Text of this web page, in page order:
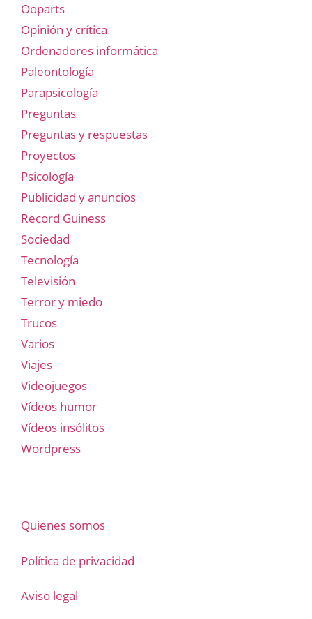
Ooparts
Opinión y crítica
Ordenadores informática
Paleontología
Parapsicología
Preguntas
Preguntas y respuestas
Proyectos
Psicología
Publicidad y anuncios
Record Guiness
Sociedad
Tecnología
Televisión
Terror y miedo
Trucos
Varios
Viajes
Videojuegos
Vídeos humor
Vídeos insólitos
Wordpress
Quienes somos
Política de privacidad
Aviso legal